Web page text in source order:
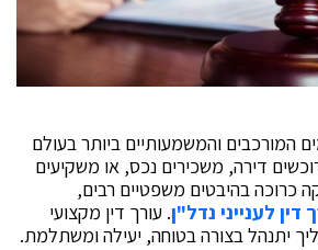
המורכבים והמשמעותיים ביותר בעולם
דירה, משכירים נכס, או משקיעים
כרוכה בהיבטים משפטיים רבים,
דין לענייני נדל"ן. עורך דין מקצועי
יתנהל בצורה בטוחה, יעילה ומשתלמת.